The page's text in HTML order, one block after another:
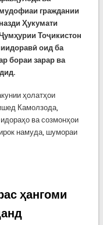
мудофиаи граждании
назди Ҳукумати
Тоҷикистон
оид ба
бораи зарар ва
ҳолатҳои
Камолзода,
ва созмонҳои
намуда, шумораи
корӣ оид ба ҳисоботи
ҳангоми